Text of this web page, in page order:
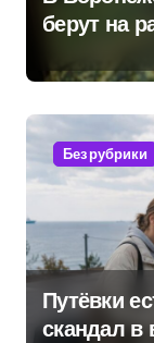
берут на
Без рубрики
Путёвки
скандал в